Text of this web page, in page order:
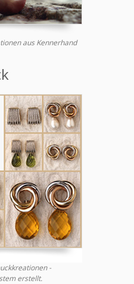
aus Kennerhand
-
erstellt.